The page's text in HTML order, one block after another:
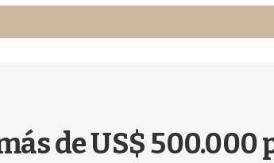
de US$ 500.000